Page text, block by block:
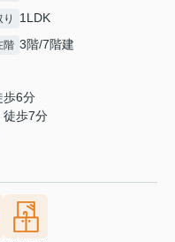
り 1LDK
階 3階/7階建
歩6分
徒歩7分